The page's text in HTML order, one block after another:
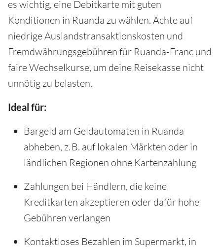
es wichtig, eine Debitkarte mit guten
Konditionen in Ruanda zu wählen. Achte auf
niedrige Auslandstransaktionskosten und
Fremdwährungsgebühren für Ruanda-Franc und
faire Wechselkurse, um deine Reisekasse nicht
unnötig zu belasten.
Ideal für:
Bargeld am Geldautomaten in Ruanda
abheben, z. B. auf lokalen Märkten oder in
ländlichen Regionen ohne Kartenzahlung
Zahlungen bei Händlern, die keine
Kreditkarten akzeptieren oder dafür hohe
Gebühren verlangen
Kontaktloses Bezahlen im Supermarkt, in